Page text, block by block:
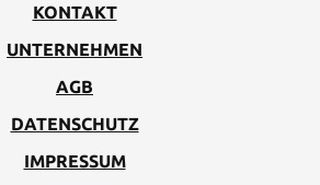
KONTAKT
UNTERNEHMEN
AGB
DATENSCHUTZ
IMPRESSUM